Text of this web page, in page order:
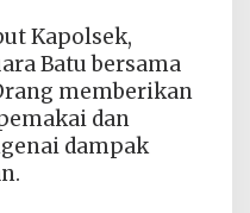
Kapolsek,
Batu bersama
memberikan
dan
dampak